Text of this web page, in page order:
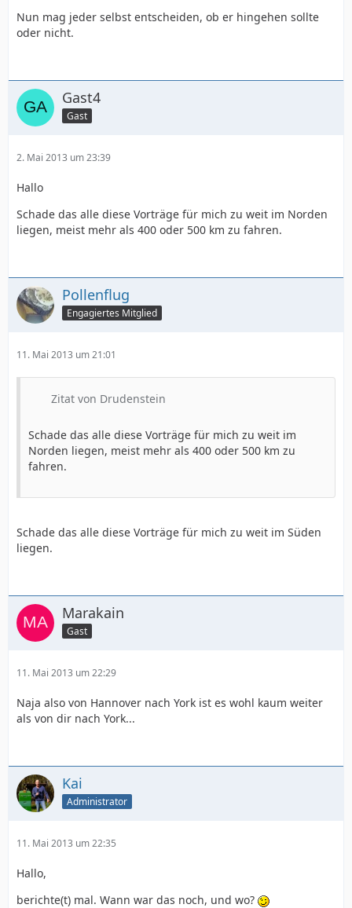
Nun mag jeder selbst entscheiden, ob er hingehen sollte
oder nicht.
Gast4
Gast
2. Mai 2013 um 23:39
Hallo
Schade das alle diese Vorträge für mich zu weit im Norden
liegen, meist mehr als 400 oder 500 km zu fahren.
Pollenflug
Engagiertes Mitglied
11. Mai 2013 um 21:01
Zitat von Drudenstein
Schade das alle diese Vorträge für mich zu weit im
Norden liegen, meist mehr als 400 oder 500 km zu
fahren.
Schade das alle diese Vorträge für mich zu weit im Süden
liegen.
Marakain
Gast
11. Mai 2013 um 22:29
Naja also von Hannover nach York ist es wohl kaum weiter
als von dir nach York...
Kai
Administrator
11. Mai 2013 um 22:35
Hallo,
berichte(t) mal. Wann war das noch, und wo?